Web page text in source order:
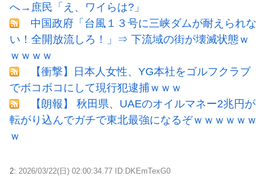
へ→庶民「え、ワイらは?」
中国政府「台風１３号に三峡ダムが耐えられな
い！全開放流しろ！」⇒ 下流域の街が壊滅状態ｗ
ｗｗｗｗ
【衝撃】日本人女性、YG本社をゴルフクラブ
でボコボコにして現行犯逮捕ｗｗｗ
【朗報】 秋田県、UAEのオイルマネー2兆円が
転がり込んでガチで東北最強になるぞｗｗｗｗｗｗ
ｗ
2: 2026/03/22(日) 02:00:34.77 ID:DKEmTexG0